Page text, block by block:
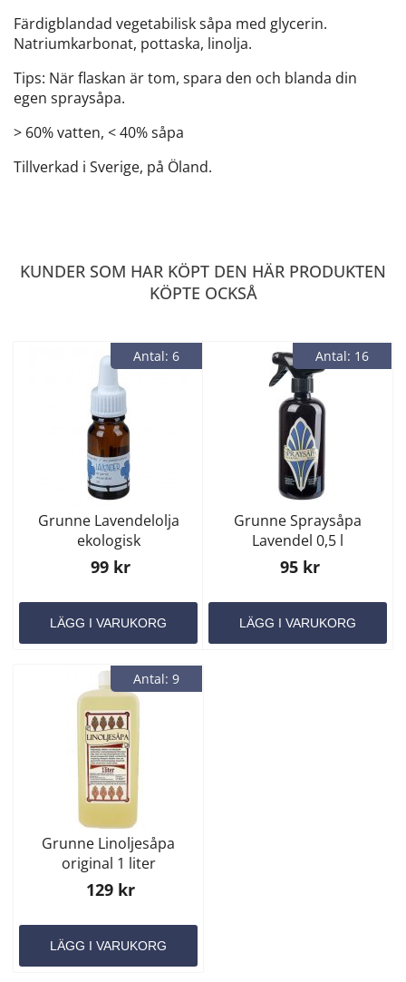
Färdigblandad vegetabilisk såpa med glycerin.
Natriumkarbonat, pottaska, linolja.
Tips: När flaskan är tom, spara den och blanda din
egen spraysåpa.
> 60% vatten, < 40% såpa
Tillverkad i Sverige, på Öland.
KUNDER SOM HAR KÖPT DEN HÄR PRODUKTEN
KÖPTE OCKSÅ
Antal: 6
Grunne Lavendelolja
ekologisk
99 kr
LÄGG I VARUKORG
Antal: 16
Grunne Spraysåpa
Lavendel 0,5 l
95 kr
LÄGG I VARUKORG
Antal: 9
Grunne Linoljesåpa
original 1 liter
129 kr
LÄGG I VARUKORG